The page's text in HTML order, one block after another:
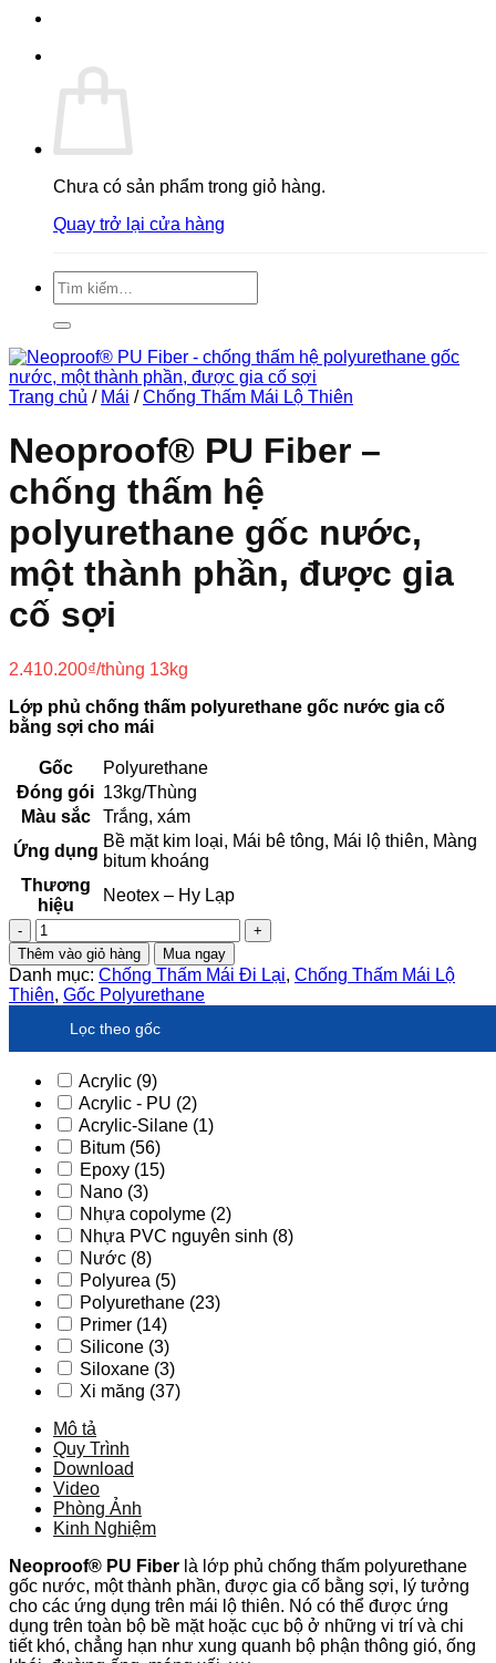
Chưa có sản phẩm trong giỏ hàng.
Quay trở lại cửa hàng
Tìm
kiếm:
Trang chủ / Mái / Chống Thấm Mái Lộ Thiên
Neoproof® PU Fiber –
chống thấm hệ
polyurethane gốc nước,
một thành phần, được gia
cố sợi
2.410.200₫/thùng 13kg
Lớp phủ chống thấm polyurethane gốc nước gia cố
bằng sợi cho mái
Gốc
Polyurethane
Đóng gói 13kg/Thùng
Màu sắc
Trắng, xám
Ứng dụng
Bề mặt kim loại, Mái bê tông, Mái lộ thiên, Màng
bitum khoáng
Thương
hiệu
Neotex – Hy Lạp
Neoproof®
PU
Fiber
-
chống
thấm
gốc
nước,
một
thành
phần,
được
gia
sợi
số
lượng
Thêm vào giỏ hàng Mua ngay
Danh mục: Chống Thấm Mái Đi Lại, Chống Thấm Mái Lộ
Thiên, Gốc Polyurethane
Lọc theo gốc
Acrylic (9)
Acrylic - PU (2)
Acrylic-Silane (1)
Bitum (56)
Epoxy (15)
Nano (3)
Nhựa copolyme (2)
Nhựa PVC nguyên sinh (8)
Nước (8)
Polyurea (5)
Polyurethane (23)
Primer (14)
Silicone (3)
Siloxane (3)
Xi măng (37)
Mô tả
Quy Trình
Download
Video
Phòng Ảnh
Kinh Nghiệm
Neoproof® PU Fiber là lớp phủ chống thấm polyurethane
gốc nước, một thành phần, được gia cố bằng sợi, lý tưởng
cho các ứng dụng trên mái lộ thiên. Nó có thể được ứng
dụng trên toàn bộ bề mặt hoặc cục bộ ở những vi trí và chi
tiết khó, chẳng hạn như xung quanh bộ phận thông gió, ống